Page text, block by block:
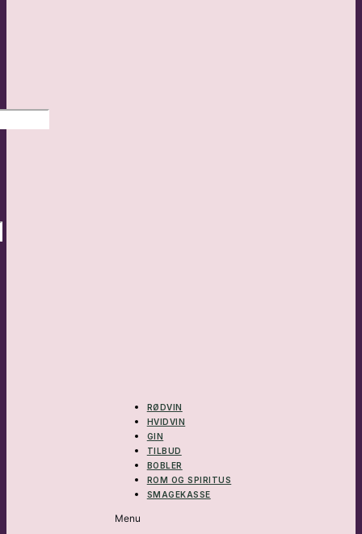
RØDVIN
HVIDVIN
GIN
TILBUD
BOBLER
ROM OG SPIRITUS
SMAGEKASSE
Menu